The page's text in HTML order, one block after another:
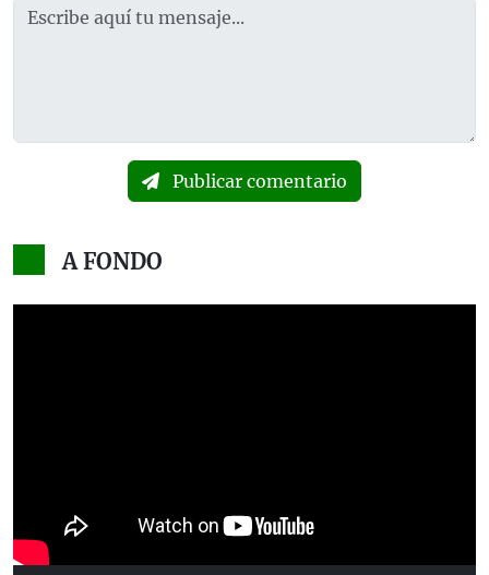
Publicar comentario
A FONDO